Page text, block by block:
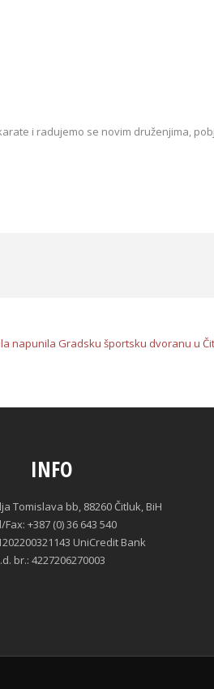
i radujemo se novim druženjima,
napunila Gradsku športsku dvoranu u
INFO
Tomislava bb, 88260 Čitluk, BiH
Fax: +387 (0) 36 643 540
UniCredit Bank
br.: 4227206270003